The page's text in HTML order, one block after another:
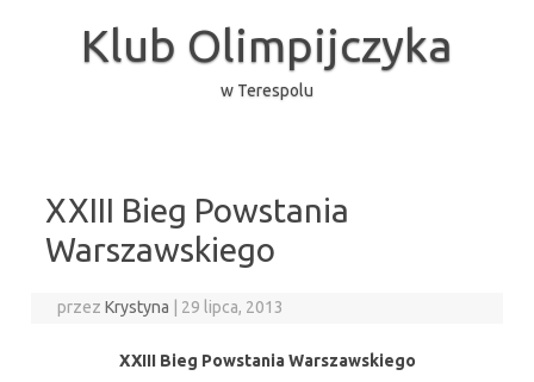
Klub Olimpijczyka
w Terespolu
XXIII Bieg Powstania
Warszawskiego
przezKrystyna 29 lipca, 2013
XXIII Bieg Powstania Warszawskiego